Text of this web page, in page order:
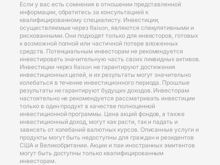
Если у вас есть сомнения в отношении представленной
информации, обратитесь за консультацией к
квалифицированному специалисту. Инвестиции,
осуществляемые через Raison, являются спекулятивными и
рискованными. Они подходят только для инвесторов, готовых
к возможной полной или частичной потере вложенных
средств. Потенциальным инвесторам не рекомендуется
инвестировать значительную часть своих ликвидных активов.
Инвестиции через Raison не гарантируют достижения
инвестиционных целей, и их результаты могут значительно
колебаться в течение инвестиционного периода. Прошлые
результаты не гарантируют будущих доходов. Инвесторам
настоятельно не рекомендуется рассматривать инвестиции
только в один продукт в качестве полноценной
инвестиционной программы. Цена акций фондов, а также
инвестиционный доход, могут как расти, так и падать и
зависеть от колебаний валютных курсов. Описанные услуги и
продукты могут быть недоступны для граждан и резидентов
США и Великобритании. Акции и паи иностранных эмитентов
могут быть доступны только квалифицированным
инвесторам.